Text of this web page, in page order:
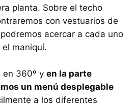
planta. Sobre el techo
con vestuarios de
acercar a cada uno
maniquí.
en 360º y en la parte
un menú desplegable
a los diferentes